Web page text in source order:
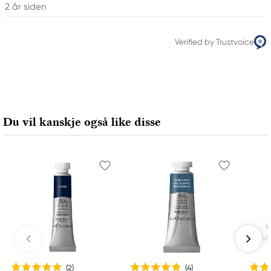
98134-2302 United States
2 år siden
Verified by Trustvoice
Du vil kanskje også like disse
(2) (4)